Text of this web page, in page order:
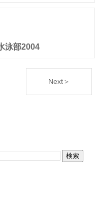
泳部2004
Next＞